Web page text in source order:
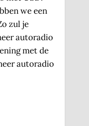
we een
zul je
autoradio
met de
autoradio